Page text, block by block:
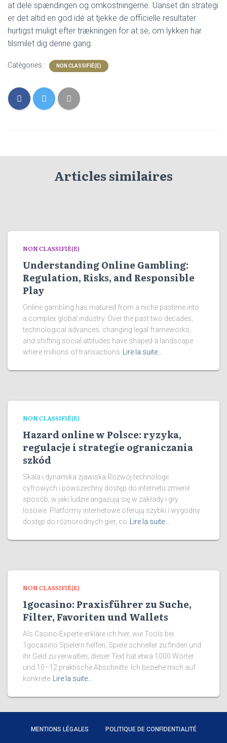
at dele spændingen og omkostningerne. Uanset din strategi
er det altid en god idé at tjekke de officielle resultater
hurtigst muligt efter trækningen for at se, om lykken har
tilsmilet dig denne gang.
Catégories : NON CLASSIFIÉ(E)
Articles similaires
NON CLASSIFIÉ(E)
Understanding Online Gambling:
Regulation, Risks, and Responsible
Play
Online gambling has matured from a niche pastime into
a complex global industry. Over the past two decades,
technological advances, changing legal frameworks,
and shifting social attitudes have shaped a landscape
where millions of transactions Lire la suite…
NON CLASSIFIÉ(E)
Hazard online w Polsce: ryzyka,
regulacje i strategie ograniczania
szkód
Skala i dynamika zjawiska Rozwój technologii
cyfrowych i powszechny dostęp do internetu zmienił
sposób, w jaki ludzie angażują się w zakłady i gry
losowe. Platformy internetowe oferują szybki i wygodny
dostęp do różnorodnych gier, co Lire la suite…
NON CLASSIFIÉ(E)
1gocasino: Praxisführer zu Suche,
Filter, Favoriten und Wallets
Als Casino-Experte erkläre ich hier, wie Tools bei
1gocasino Spielern helfen, Spiele schneller zu finden und
ihr Geld zu verwalten; dieser Text hat etwa 1000 Wörter
und 10–12 praktische Abschnitte. Ich beziehe mich auf
konkrete Lire la suite…
MENTIONS LÉGALES POLITIQUE DE CONFIDENTIALITÉ